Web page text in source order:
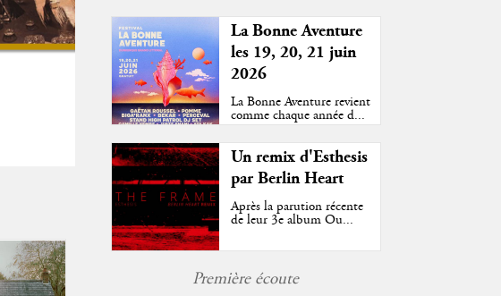
ZZ Top au Forest National (Bruxelles)
La Bonne Aventure
les 19, 20, 21 juin
2026
La Bonne Aventure revient
comme chaque année d...
Un remix d'Esthesis
par Berlin Heart
Après la parution récente
de leur 3e album Ou...
Première écoute